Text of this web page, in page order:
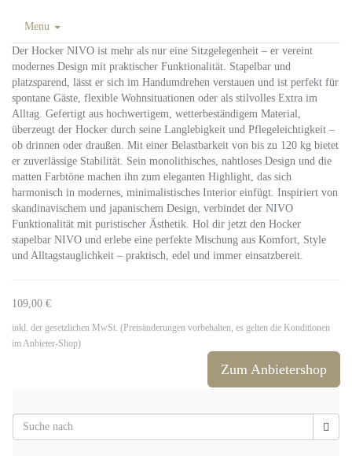
Menu
Der Hocker NIVO ist mehr als nur eine Sitzgelegenheit – er vereint
modernes Design mit praktischer Funktionalität. Stapelbar und
platzsparend, lässt er sich im Handumdrehen verstauen und ist perfekt für
spontane Gäste, flexible Wohnsituationen oder als stilvolles Extra im
Alltag. Gefertigt aus hochwertigem, wetterbeständigem Material,
überzeugt der Hocker durch seine Langlebigkeit und Pflegeleichtigkeit –
ob drinnen oder draußen. Mit einer Belastbarkeit von bis zu 120 kg bietet
er zuverlässige Stabilität. Sein monolithisches, nahtloses Design und die
matten Farbtöne machen ihn zum eleganten Highlight, das sich
harmonisch in modernes, minimalistisches Interior einfügt. Inspiriert von
skandinavischem und japanischem Design, verbindet der NIVO
Funktionalität mit puristischer Ästhetik. Hol dir jetzt den Hocker
stapelbar NIVO und erlebe eine perfekte Mischung aus Komfort, Style
und Alltagstauglichkeit – praktisch, edel und immer einsatzbereit.
109,00 €
inkl. der gesetzlichen MwSt. (Preisänderungen vorbehalten, es gelten die Konditionen
im Anbieter-Shop)
Zum Anbietershop